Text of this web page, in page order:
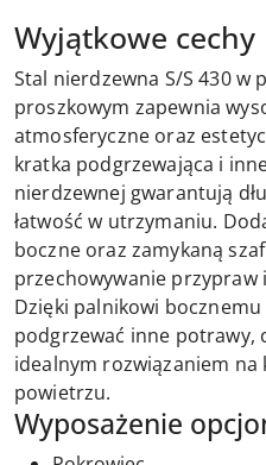
Wyjątkowe
Stal nierdzewna S/S 430 w
proszkowym zapewnia
atmosferyczne oraz
kratka podgrzewająca i
nierdzewnej gwarantują
łatwość w utrzymaniu.
boczne oraz zamykaną
przechowywanie przypraw
Dzięki palnikowi
podgrzewać inne potrawy,
idealnym rozwiązaniem na
powietrzu.
Wyposażenie